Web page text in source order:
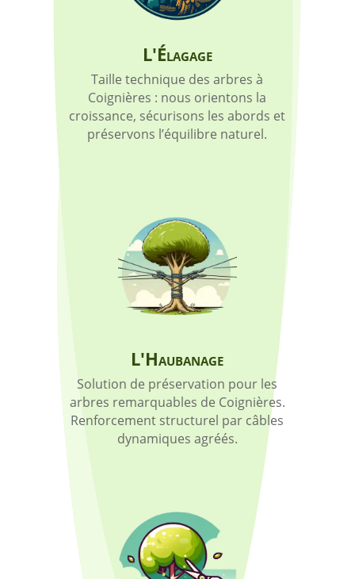
L'Élagage
Taille technique des arbres à
Coignières : nous orientons la
croissance, sécurisons les abords et
préservons l’équilibre naturel.
L'Haubanage
Solution de préservation pour les
arbres remarquables de Coignières.
Renforcement structurel par câbles
dynamiques agréés.